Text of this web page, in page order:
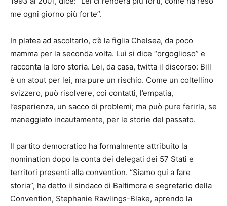
me ogni giorno più forte”.
In platea ad ascoltarlo, c’è la figlia Chelsea, da poco
mamma per la seconda volta. Lui si dice “orgoglioso” e
racconta la loro storia. Lei, da casa, twitta il discorso: Bill
è un atout per lei, ma pure un rischio. Come un coltellino
svizzero, può risolvere, coi contatti, l’empatia,
l’esperienza, un sacco di problemi; ma può pure ferirla, se
maneggiato incautamente, per le storie del passato.
Il partito democratico ha formalmente attribuito la
nomination dopo la conta dei delegati dei 57 Stati e
territori presenti alla convention. “Siamo qui a fare
storia”, ha detto il sindaco di Baltimora e segretario della
Convention, Stephanie Rawlings-Blake, aprendo la